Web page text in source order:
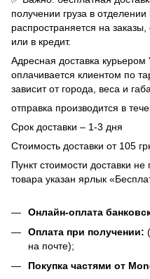
получении груза в
распространяется на
или в кредит.
Адресная доставка
оплачивается клиентом по
зависит от города, веса и
отправка производится в
Срок доставки – 1-3 дня
Стоимость доставки от 105
Пункт стоимости доставки
товара указан ярлык
Онлайн-оплата
Оплата при получении:
на почте);
Покупка частями от